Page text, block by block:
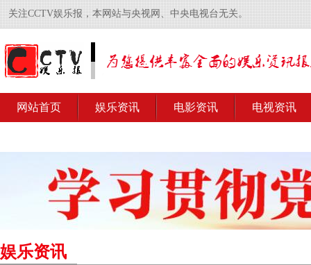
关注CCTV娱乐报，本网站与央视网、中央电视台无关。
网站首页 娱乐资讯 电影资讯 电视资讯
娱乐资讯